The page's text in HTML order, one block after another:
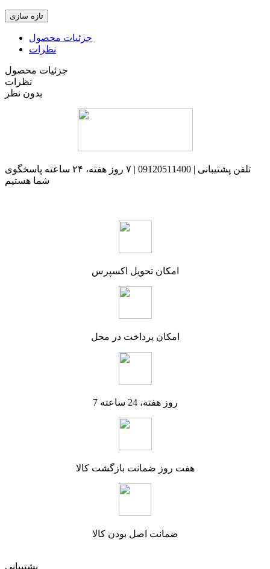
جزئیات محصول
نظرات
جزئیات محصول
نظرات
بدون نظر
تلفن پشتیبانی | 09120511400 | ۷ روز هفته، ۲۴ ساعته پاسخگوی
شما هستیم
امکان تحویل اکسپرس
امکان پرداخت در محل
7 روز هفته، 24 ساعته
هفت روز ضمانت بازگشت کالا
ضمانت اصل بودن کالا
پشتیبانی